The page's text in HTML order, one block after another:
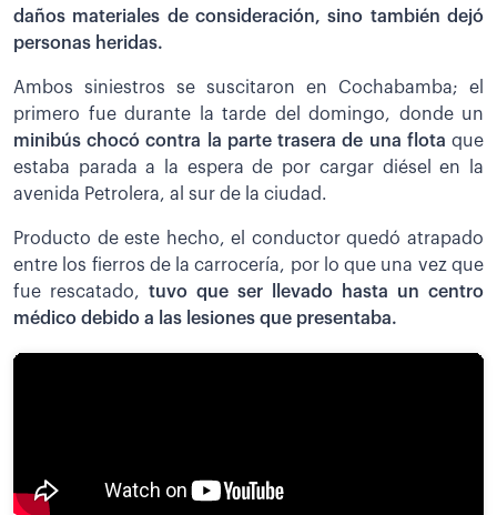
daños materiales de consideración, sino también dejó
personas heridas.
Ambos siniestros se suscitaron en Cochabamba; el
primero fue durante la tarde del domingo, donde un
minibús chocó contra la parte trasera de una flota que
estaba parada a la espera de por cargar diésel en la
avenida Petrolera, al sur de la ciudad.
Producto de este hecho, el conductor quedó atrapado
entre los fierros de la carrocería, por lo que una vez que
fue rescatado, tuvo que ser llevado hasta un centro
médico debido a las lesiones que presentaba.